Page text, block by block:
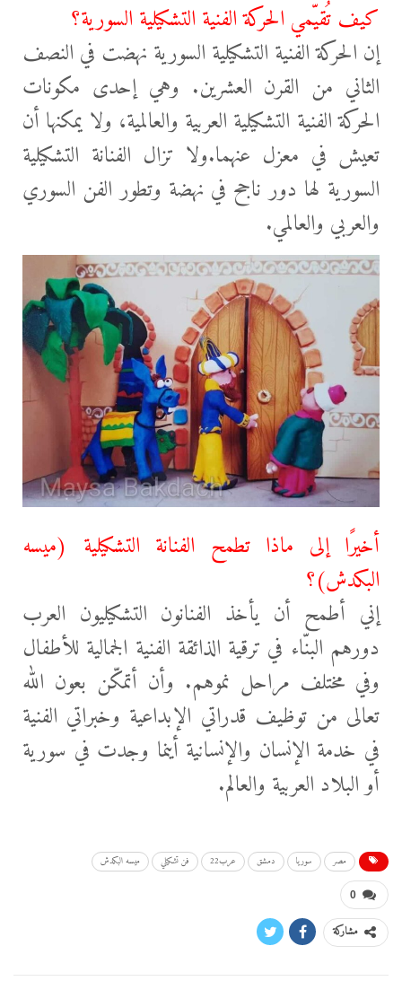
كيف تُقيّمي الحركة الفنية التشكيلية السورية؟
إن الحركة الفنية التشكيلية السورية نهضت في النصف
الثاني من القرن العشرين. وهي إحدى مكونات
الحركة الفنية التشكيلية العربية والعالمية، ولا يمكنها أن
تعيش في معزل عنهما.ولا تزال الفنانة التشكيلية
السورية لها دور ناجح في نهضة وتطور الفن السوري
والعربي والعالمي.
أخيرًا إلى ماذا تطمح الفنانة التشكيلية (ميسه
البكدش)؟
إني أطمح أن يأخذ الفنانون التشكيليون العرب
دورهم البنّاء في ترقية الذائقة الفنية الجمالية للأطفال
وفي مختلف مراحل نموهم. وأن أتمكّن بعون الله
تعالى من توظيف قدراتي الإبداعية وخبراتي الفنية
في خدمة الإنسان والإنسانية أينما وجدت في سورية
أو البلاد العربية والعالم.
مصر سوريا دمشق عرب22 فن تشكيلي ميسه البكدش
0
مشاركة